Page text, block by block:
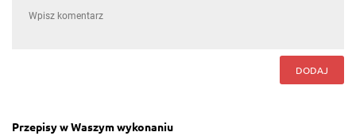
DODAJ
Przepisy w Waszym wykonaniu